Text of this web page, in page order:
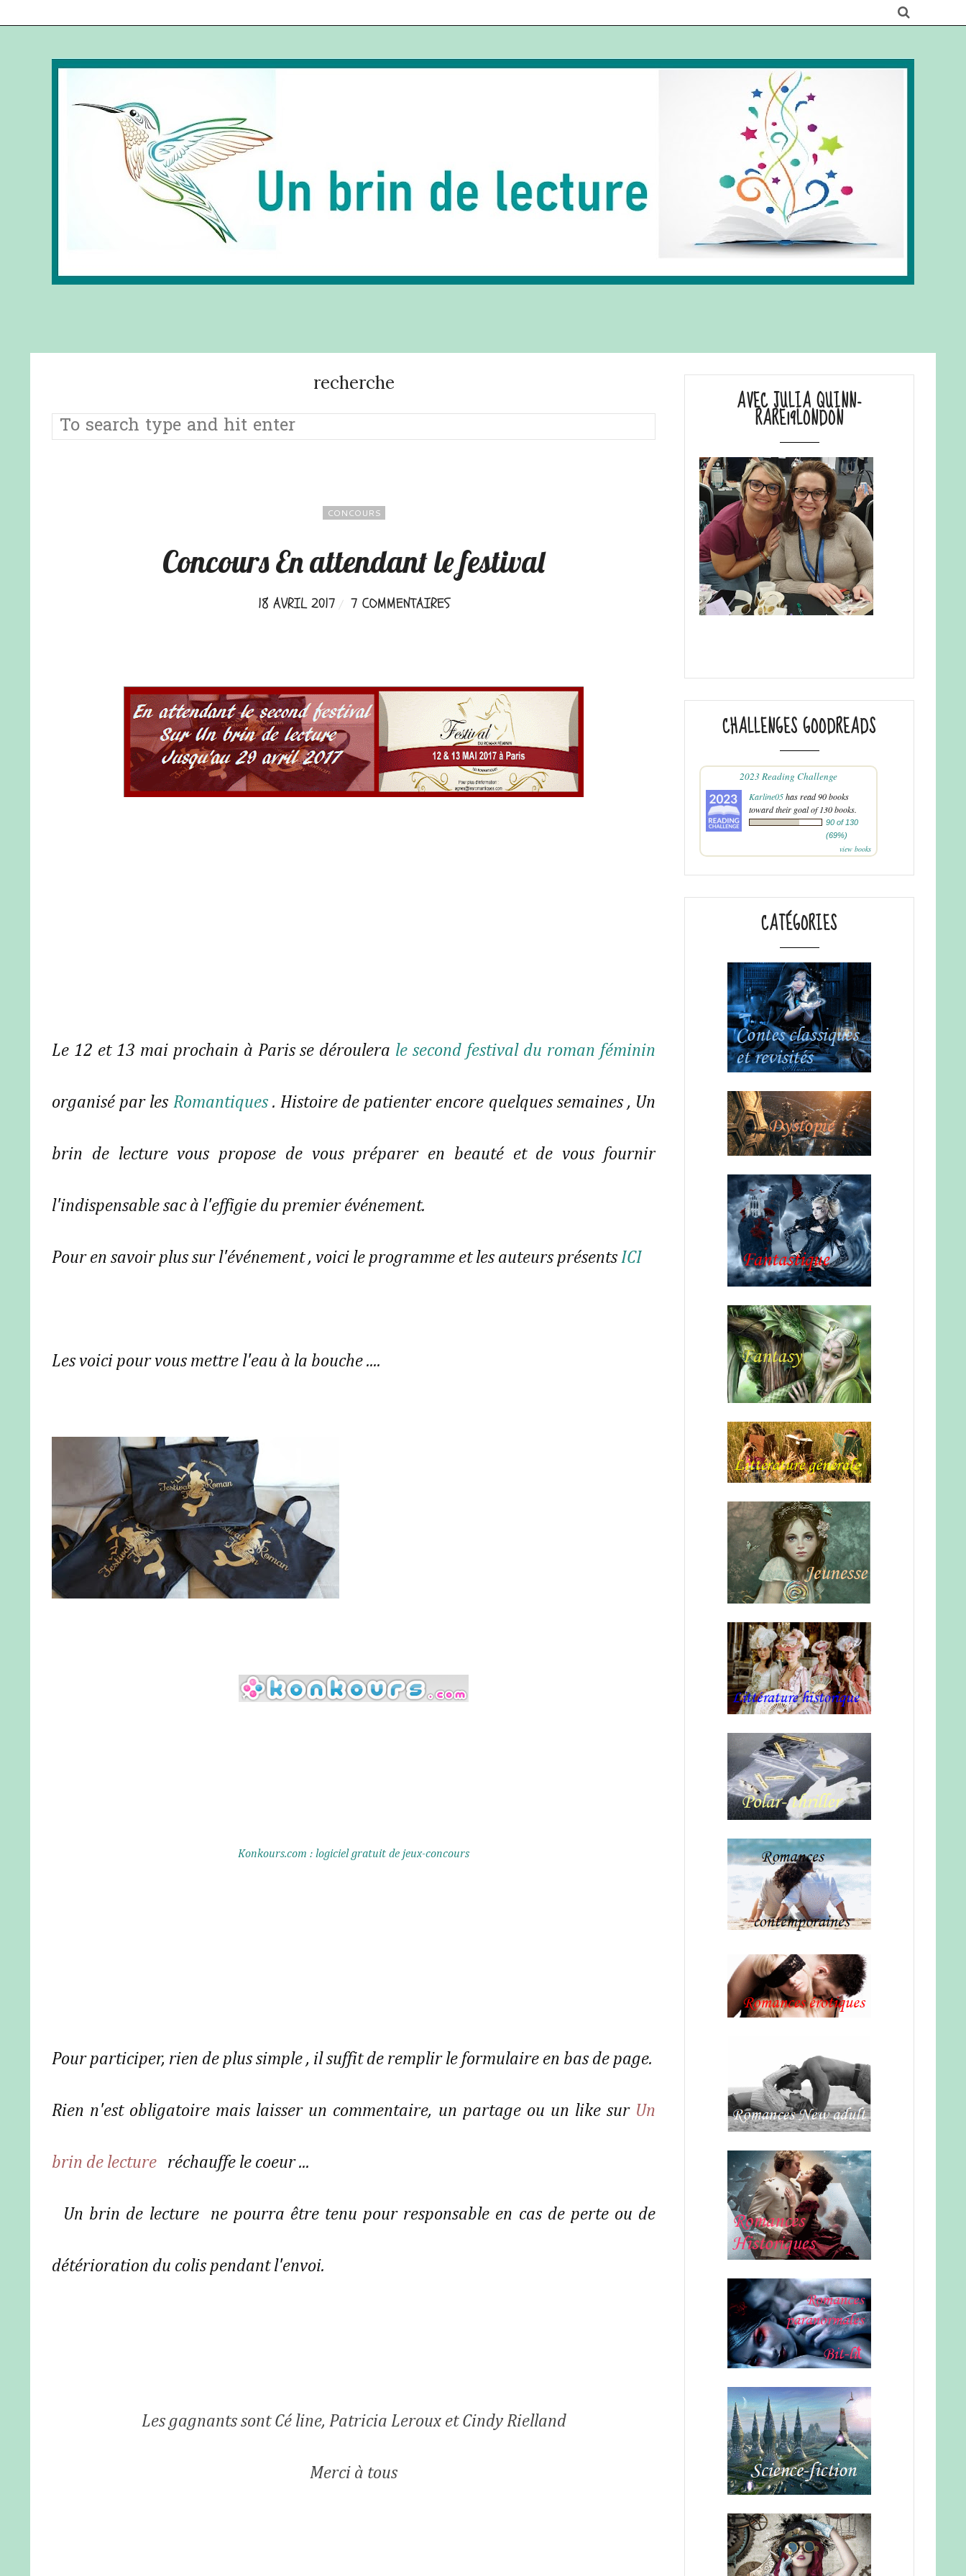
recherche
CONCOURS
Concours En attendant le festival
18 AVRIL 2017 7 COMMENTAIRES
Le 12 et 13 mai prochain à Paris se déroulera le second festival du roman féminin
organisé par les Romantiques . Histoire de patienter encore quelques semaines , Un
brin de lecture vous propose de vous préparer en beauté et de vous fournir
l'indispensable sac à l'effigie du premier événement.
Pour en savoir plus sur l'événement , voici le programme et les auteurs présents ICI
Les voici pour vous mettre l'eau à la bouche ....
Konkours.com : logiciel gratuit de jeux-concours
Pour participer, rien de plus simple , il suffit de remplir le formulaire en bas de page.
Rien n'est obligatoire mais laisser un commentaire, un partage ou un like sur Un
brin de lecture réchauffe le coeur ...
Un brin de lecture ne pourra être tenu pour responsable en cas de perte ou de
détérioration du colis pendant l'envoi.
Les gagnants sont Cé line, Patricia Leroux et Cindy Rielland
Merci à tous
AVEC JULIA QUINN-
RARE19LONDON
CHALLENGES GOODREADS
2023 Reading Challenge
Karline05has read 90 books
toward their goal of 130 books.
90 of 130
(69%)
view books
CATÉGORIES